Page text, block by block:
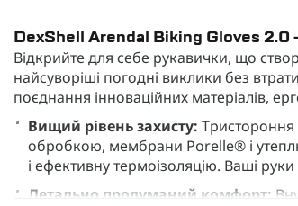
DexShell Arendal Biking Gloves 2.0
Відкрийте для себе рукавички, що
найсуворіші погодні виклики без
поєднання інноваційних матеріалів,
Вищий рівень захисту: Тристороння
обробкою, мембрани Porelle® і
і ефективну термоізоляцію. Ваші
Детально продуманий комфорт: